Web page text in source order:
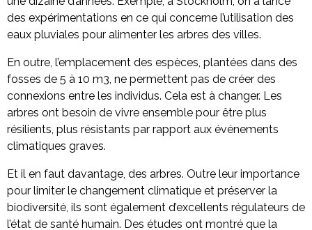
des expérimentations en ce qui concerne l’utilisation des
eaux pluviales pour alimenter les arbres des villes.
En outre, l’emplacement des espèces, plantées dans des
fosses de 5 à 10 m3, ne permettent pas de créer des
connexions entre les individus. Cela est à changer. Les
arbres ont besoin de vivre ensemble pour être plus
résilients, plus résistants par rapport aux événements
climatiques graves.
Et il en faut davantage, des arbres. Outre leur importance
pour limiter le changement climatique et préserver la
biodiversité, ils sont également d’excellents régulateurs de
l’état de santé humain. Des études ont montré que la